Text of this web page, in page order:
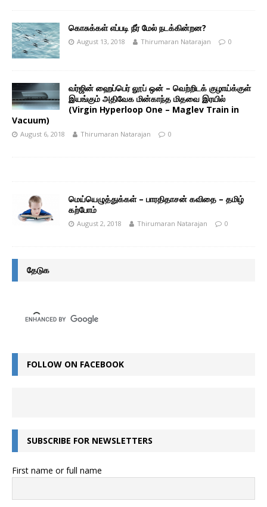
கொசுக்கள் எப்படி நீர் மேல் நடக்கின்றன?
August 13, 2018 Thirumaran Natarajan 0
வர்ஜின் ஹைப்பெர் லூப் ஒன் – வெற்றிடக் குழாய்க்குள்
இயங்கும் அதிவேக மின்காந்த மிதவை இரயில்
(Virgin Hyperloop One – Maglev Train in
Vacuum)
August 6, 2018 Thirumaran Natarajan 0
மெய்யெழுத்துக்கள் – பாரதிதாசன் கவிதை – தமிழ்
கற்போம்
August 2, 2018 Thirumaran Natarajan 0
தேடுக
FOLLOW ON FACEBOOK
SUBSCRIBE FOR NEWSLETTERS
First name or full name